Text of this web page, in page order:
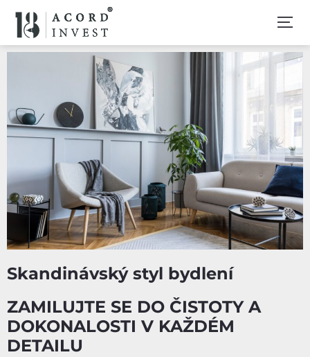
Skandinávský styl bydlení
ZAMILUJTE SE DO ČISTOTY A
DOKONALOSTI V KAŽDÉM
DETAILU